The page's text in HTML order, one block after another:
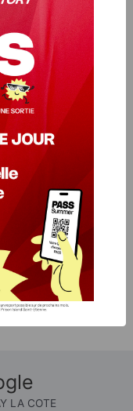
Disponible
et veilles de
LA COTE